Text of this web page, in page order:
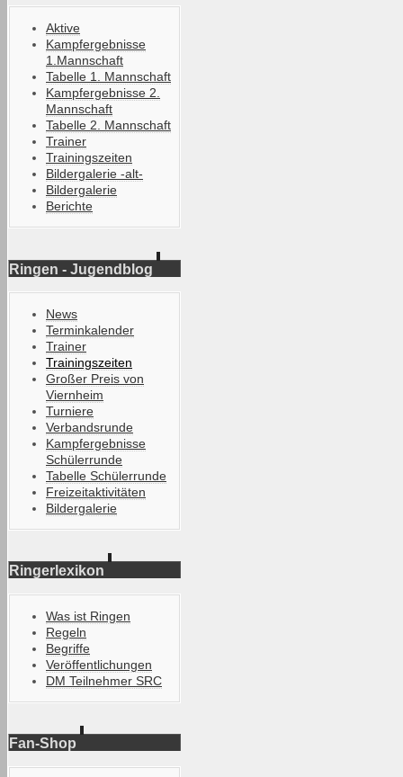
Aktive
Kampfergebnisse
1.Mannschaft
Tabelle 1. Mannschaft
Kampfergebnisse 2.
Mannschaft
Tabelle 2. Mannschaft
Trainer
Trainingszeiten
Bildergalerie -alt-
Bildergalerie
Berichte
Ringen - Jugendblog
News
Terminkalender
Trainer
Trainingszeiten
Großer Preis von
Viernheim
Turniere
Verbandsrunde
Kampfergebnisse
Schülerrunde
Tabelle Schülerrunde
Freizeitaktivitäten
Bildergalerie
Ringerlexikon
Was ist Ringen
Regeln
Begriffe
Veröffentlichungen
DM Teilnehmer SRC
Fan-Shop